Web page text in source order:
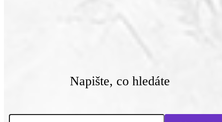
Napište, co hledáte